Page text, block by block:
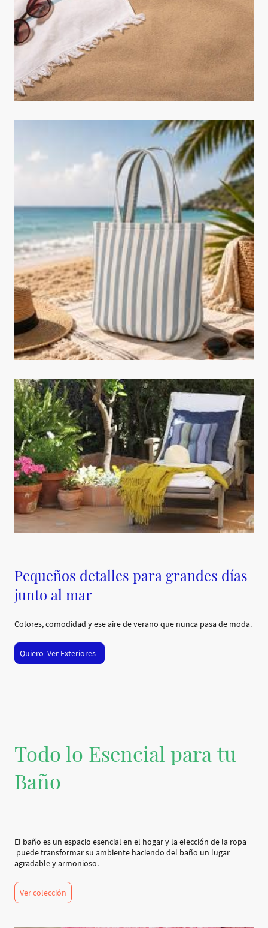
Pequeños detalles para grandes días
junto al mar
Colores, comodidad y ese aire de verano que nunca pasa de moda.
Quiero Ver Exteriores
Todo lo Esencial para tu
Baño
El baño es un espacio esencial en el hogar y la elección de la ropa
puede transformar su ambiente haciendo del baño un lugar
agradable y armonioso.
Ver colección